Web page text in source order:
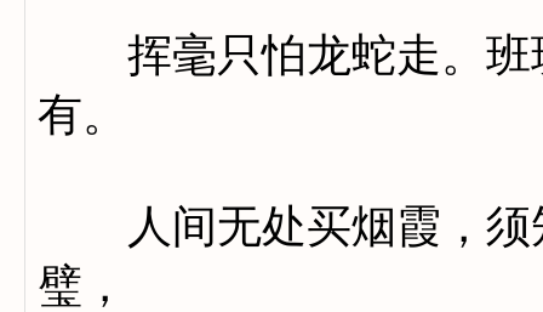
挥毫只怕龙蛇走。班
有。
人间无处买烟霞，须
璧，